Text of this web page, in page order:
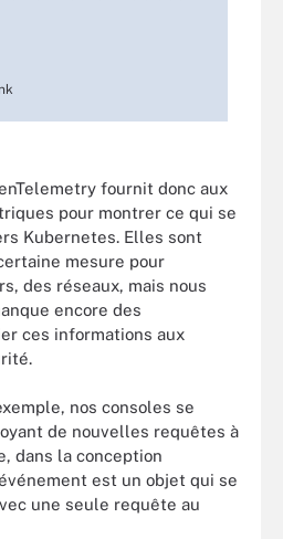
fournit donc aux
pour montrer ce qui se
Kubernetes. Elles sont
mesure pour
des réseaux, mais nous
encore des
ces informations aux
nos consoles se
de nouvelles requêtes à
dans la conception
est un objet qui se
une seule requête au